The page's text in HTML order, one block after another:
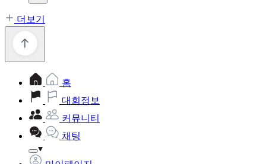
더보기
홈
대회정보
커뮤니티
채팅